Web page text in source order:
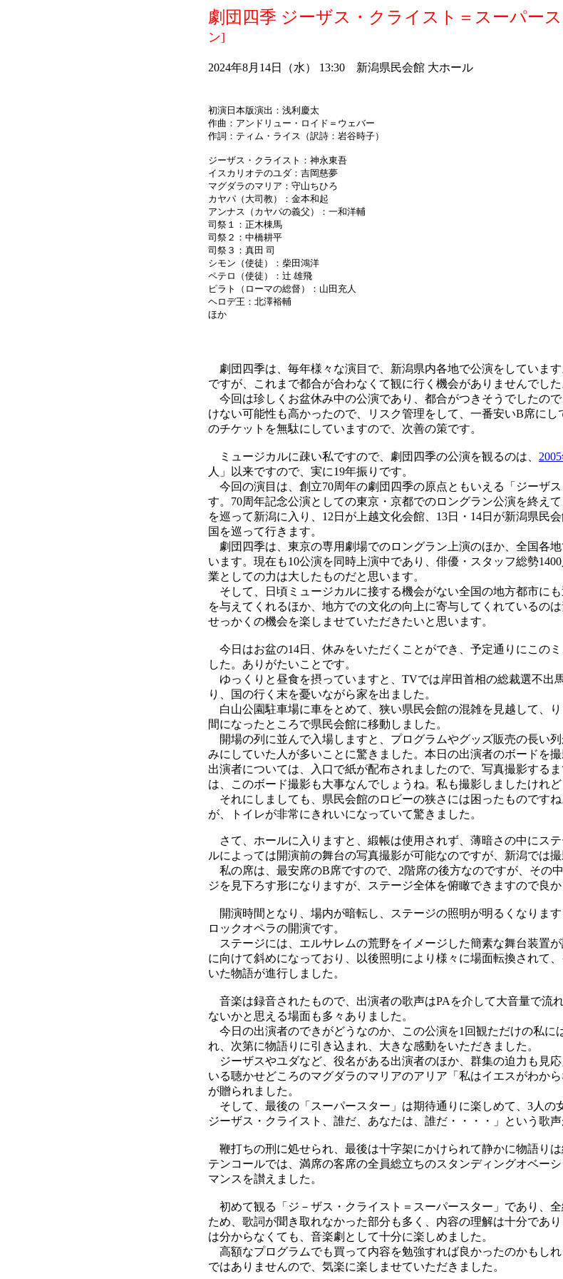
劇団四季 ジーザス・クライスト＝スーパー
ン]
2024年8月14日（水） 13:30 新潟県民会館 大ホール
初演日本版演出：浅利慶太
作曲：アンドリュー・ロイド＝ウェバー
作詞：ティム・ライス（訳詩：岩谷時子）
ジーザス・クライスト：神永東吾
イスカリオテのユダ：吉岡慈夢
マグダラのマリア：守山ちひろ
カヤパ（大司教）：金本和起
アンナス（カヤパの義父）：一和洋輔
司祭１：正木棟馬
司祭２：中橋耕平
司祭３：真田 司
シモン（使徒）：柴田鴻洋
ペテロ（使徒）：辻 雄飛
ピラト（ローマの総督）：山田充人
ヘロデ王：北澤裕輔
ほか
劇団四季は、毎年様々な演目で、新潟県内各地で公演をしていま
ですが、これまで都合が合わなくて観に行く機会がありませんでした
今回は珍しくお盆休み中の公演であり、都合がつきそうでしたの
けない可能性も高かったので、リスク管理をして、一番安いB席に
のチケットを無駄にしていますので、次善の策です。
ミュージカルに疎い私ですので、劇団四季の公演を観るのは、
人」以来ですので、実に19年振りです。
今回の演目は、創立70周年の劇団四季の原点ともいえる「ジーザ
す。70周年記念公演としての東京・京都でのロングラン公演を終え
を巡って新潟に入り、12日が上越文化会館、13日・14日が新潟県民
国を巡って行きます。
劇団四季は、東京の専用劇場でのロングラン上演のほか、全国各
います。現在も10公演を同時上演中であり、俳優・スタッフ総勢
業としての力は大したものだと思います。
そして、日頃ミュージカルに接する機会がない全国の地方都市に
を与えてくれるほか、地方での文化の向上に寄与してくれているの
せっかくの機会を楽しませていただきたいと思います。
今日はお盆の14日、休みをいただくことができ、予定通りにこの
した。ありがたいことです。
ゆっくりと昼食を摂っていますと、TVでは岸田首相の総裁選不出
り、国の行く末を憂いながら家を出ました。
白山公園駐車場に車をとめて、狭い県民会館の混雑を見越して、
間になったところで県民会館に移動しました。
開場の列に並んで入場しますと、プログラムやグッズ販売の長い
みにしていた人が多いことに驚きました。本日の出演者のボードを
出演者については、入口で紙が配布されましたので、写真撮影する
は、このボード撮影も大事なんでしょうね。私も撮影しましたけれど
それにしましても、県民会館のロビーの狭さには困ったものです
が、トイレが非常にきれいになっていて驚きました。
さて、ホールに入りますと、緞帳は使用されず、薄暗さの中にス
ルによっては開演前の舞台の写真撮影が可能なのですが、新潟では撮
私の席は、最安席のB席ですので、2階席の後方なのですが、その
ジを見下ろす形になりますが、ステージ全体を俯瞰できますので良か
開演時間となり、場内が暗転し、ステージの照明が明るくなります
ロックオペラの開演です。
ステージには、エルサレムの荒野をイメージした簡素な舞台装置
に向けて斜めになっており、以後照明により様々に場面転換されて
いた物語が進行しました。
音楽は録音されたもので、出演者の歌声はPAを介して大音量で流
ないかと思える場面も多々ありました。
今日の出演者のできがどうなのか、この公演を1回観ただけの私に
れ、次第に物語りに引き込まれ、大きな感動をいただきました。
ジーザスやユダなど、役名がある出演者のほか、群集の迫力も見
いる聴かせどころのマグダラのマリアのアリア「私はイエスがわか
が贈られました。
そして、最後の「スーパースター」は期待通りに楽しめて、3人の
ジーザス・クライスト、誰だ、あなたは、誰だ・・・・」という歌声
鞭打ちの刑に処せられ、最後は十字架にかけられて静かに物語り
テンコールでは、満席の客席の全員総立ちのスタンディングオベー
マンスを讃えました。
初めて観る「ジ－ザス・クライスト＝スーパースター」であり、
ため、歌詞が聞き取れなかった部分も多く、内容の理解は十分であ
は分からなくても、音楽劇として十分に楽しめました。
高額なプログラムでも買って内容を勉強すれば良かったのかもし
ではありませんので、気楽に楽しませていただきました。